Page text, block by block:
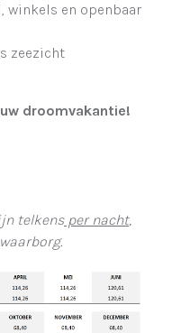
winkels en openbaar
zeezicht
droomvakantie!
telkensper nacht,